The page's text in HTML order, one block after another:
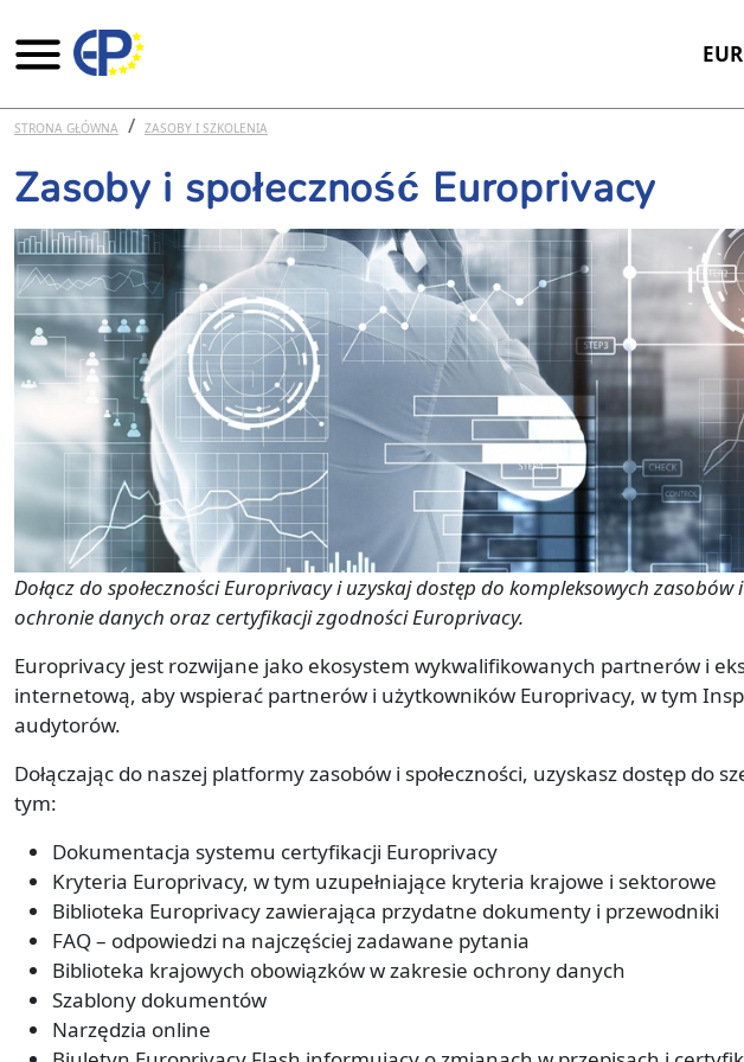
Przejdź do treści
STRONA GŁÓWNA ZASOBY I SZKOLENIA
Zasoby i społeczność Europrivacy
Dołącz do społeczności Europrivacy i uzyskaj dostęp do kompleksowych
ochronie danych oraz certyfikacji zgodności Europrivacy.
Europrivacy jest rozwijane jako ekosystem wykwalifikowanych partnerów i
internetową, aby wspierać partnerów i użytkowników Europrivacy, w tym
audytorów.
Dołączając do naszej platformy zasobów i społeczności, uzyskasz dostęp do
tym:
Dokumentacja systemu certyfikacji Europrivacy
Kryteria Europrivacy, w tym uzupełniające kryteria krajowe i sektorowe
Biblioteka Europrivacy zawierająca przydatne dokumenty i przewodniki
FAQ – odpowiedzi na najczęściej zadawane pytania
Biblioteka krajowych obowiązków w zakresie ochrony danych
Szablony dokumentów
Narzędzia online